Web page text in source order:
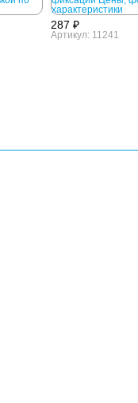
287 ₽
Артикул: 11241